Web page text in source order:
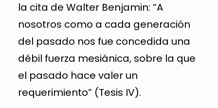
la cita de Walter Benjamin: “A
nosotros como a cada generación
del pasado nos fue concedida una
débil fuerza mesiánica, sobre la que
el pasado hace valer un
requerimiento” (Tesis IV).